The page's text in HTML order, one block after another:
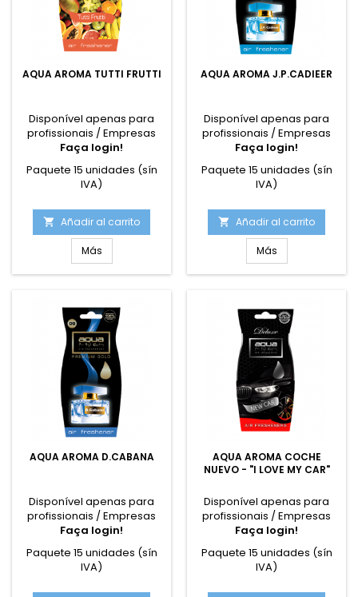
AQUA AROMA TUTTI FRUTTI
Disponível apenas para
profissionais / Empresas
Faça login!
Paquete 15 unidades (sín
IVA)
 Añadir al carrito
Más
AQUA AROMA J.P.CADIEER
Disponível apenas para
profissionais / Empresas
Faça login!
Paquete 15 unidades (sín
IVA)
 Añadir al carrito
Más
AQUA AROMA D.CABANA
Disponível apenas para
profissionais / Empresas
Faça login!
Paquete 15 unidades (sín
IVA)
AQUA AROMA COCHE
NUEVO - "I LOVE MY CAR"
Disponível apenas para
profissionais / Empresas
Faça login!
Paquete 15 unidades (sín
IVA)